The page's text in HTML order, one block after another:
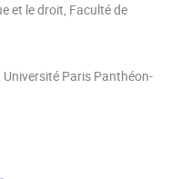
et le droit, Faculté de
, Université Paris Panthéon-